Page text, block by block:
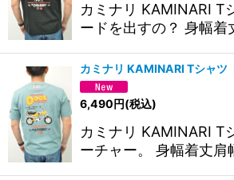
カミナリ KAMINARI T
ードを出すの？ 身幅
カミナリ KAMINARI Tシ
6,490円(税込)
カミナリ KAMINARI T
ーチャー。 身幅着丈